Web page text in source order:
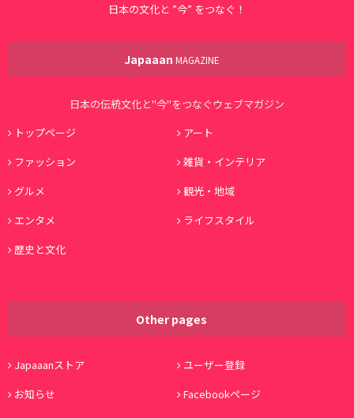
日本の文化と ”今” をつなぐ！
Japaaan MAGAZINE
日本の伝統文化と"今"をつなぐウェブマガジン
トップページ
アート
ファッション
雑貨・インテリア
グルメ
観光・地域
エンタメ
ライフスタイル
歴史と文化
Other pages
Japaaanストア
ユーザー登録
お知らせ
Facebookページ